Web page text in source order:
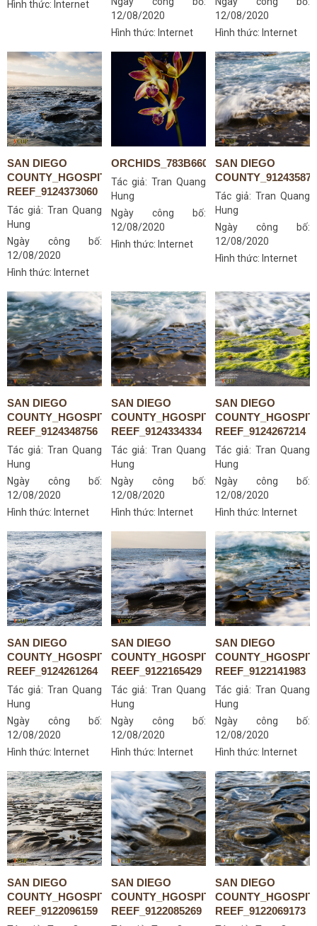
Hình thức: Internet
12/08/2020
Hình thức: Internet
12/08/2020
Hình thức: Internet
SAN DIEGO
COUNTY_HGOSPITAL-
REEF_9124373060
Tác giả:Tran Quang
Hung
Ngày công bố:
12/08/2020
Hình thức: Internet
ORCHIDS_783B6606S
Tác giả: Tran Quang
Hung
Ngày công bố:
12/08/2020
Hình thức: Internet
SAN DIEGO
Tác giả: Tran Quang
Hung
Ngày công bố:
12/08/2020
Hình thức: Internet
SAN DIEGO
COUNTY_HGOSPITAL-
REEF_9124348756
Tác giả:Tran Quang
Hung
Ngày công bố:
12/08/2020
Hình thức: Internet
SAN DIEGO
COUNTY_HGOSPITAL-
REEF_9124334334
Tác giả: Tran Quang
Hung
Ngày công bố:
12/08/2020
Hình thức: Internet
SAN DIEGO
REEF_9124267214
Tác giả: Tran Quang
Hung
Ngày công bố:
12/08/2020
Hình thức: Internet
SAN DIEGO
COUNTY_HGOSPITAL-
REEF_9124261264
Tác giả:Tran Quang
Hung
Ngày công bố:
12/08/2020
Hình thức: Internet
SAN DIEGO
COUNTY_HGOSPITAL-
REEF_9122165429
Tác giả: Tran Quang
Hung
Ngày công bố:
12/08/2020
Hình thức: Internet
SAN DIEGO
REEF_9122141983
Tác giả: Tran Quang
Hung
Ngày công bố:
12/08/2020
Hình thức: Internet
SAN DIEGO
COUNTY_HGOSPITAL-
REEF_9122096159
SAN DIEGO
COUNTY_HGOSPITAL-
REEF_9122085269
SAN DIEGO
REEF_9122069173